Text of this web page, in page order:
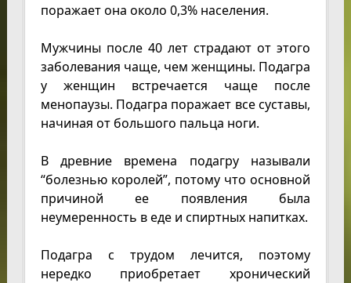
поражает она около 0,3% населения.
Мужчины после 40 лет страдают от этого
заболевания чаще, чем женщины. Подагра
у женщин встречается чаще после
менопаузы. Подагра поражает все суставы,
начиная от большого пальца ноги.
В древние времена подагру называли
“болезнью королей”, потому что основной
причиной ее появления была
неумеренность в еде и спиртных напитках.
Подагра с трудом лечится, поэтому
нередко приобретает хронический